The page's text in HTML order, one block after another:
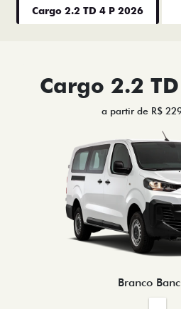
Cargo 2.2 TD 4 P 2026
Cargo 2.2
a partir de R$
Branco